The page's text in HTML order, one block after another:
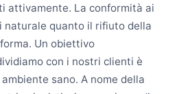
attivamente. La conformità ai
naturale quanto il rifiuto della
Un obiettivo
con i nostri clienti è
sano. A nome della